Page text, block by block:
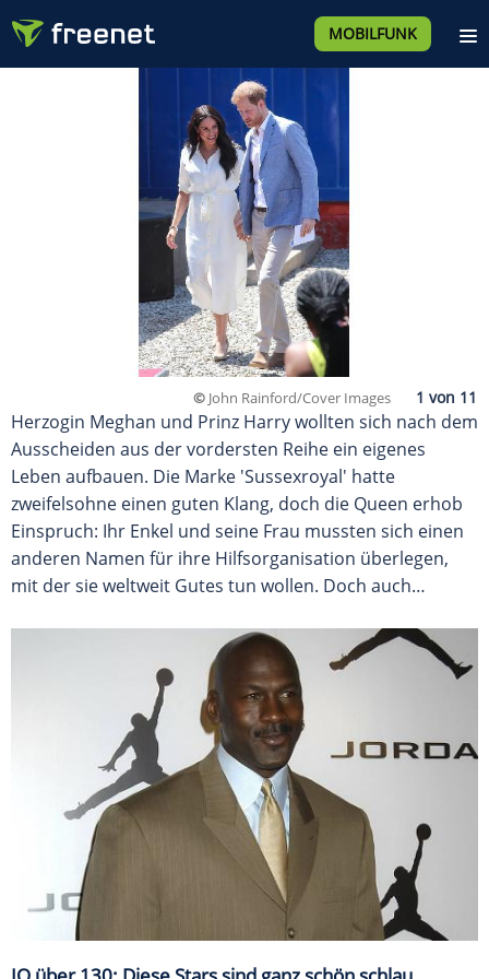
MOBILFUNK
© John Rainford/Cover Images
Herzogin Meghan und Prinz Harry wollten sich nach dem
Ausscheiden aus der vordersten Reihe ein eigenes
Leben aufbauen. Die Marke 'Sussexroyal' hatte
zweifelsohne einen guten Klang, doch die Queen erhob
Einspruch: Ihr Enkel und seine Frau mussten sich einen
anderen Namen für ihre Hilfsorganisation überlegen,
mit der sie weltweit Gutes tun wollen. Doch auch…